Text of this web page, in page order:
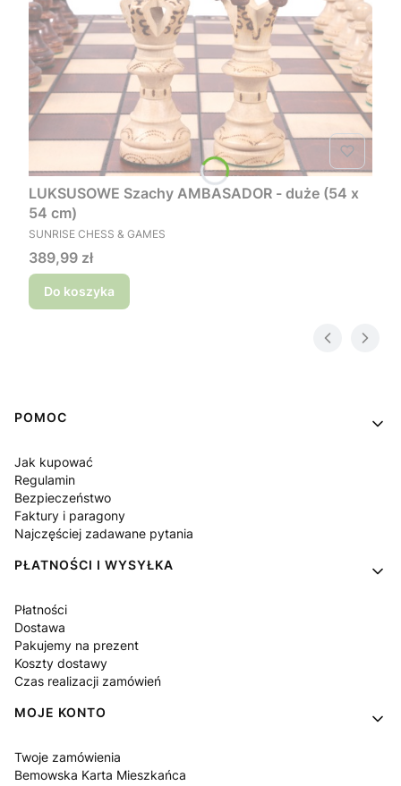
LUKSUSOWE Szachy AMBASADOR - duże (54 x
54 cm)
PRODUCENT
SUNRISE CHESS & GAMES
Cena
389,99 zł
Do koszyka
Linki w stopce
POMOC
Jak kupować
Regulamin
Bezpieczeństwo
Faktury i paragony
Najczęściej zadawane pytania
PŁATNOŚCI I WYSYŁKA
Płatności
Dostawa
Pakujemy na prezent
Koszty dostawy
Czas realizacji zamówień
MOJE KONTO
Twoje zamówienia
Bemowska Karta Mieszkańca